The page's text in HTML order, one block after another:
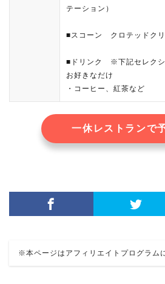
テーション）
■スコーン クロテッドク
■ドリンク ※下記セレクシ
お好きなだけ
・コーヒー、紅茶など
一休レストランで
※本ページはアフィリエイトプログラム